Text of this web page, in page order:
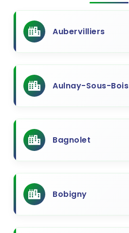
Aubervilliers
Aulnay-Sous-Bois
Bagnolet
Bobigny